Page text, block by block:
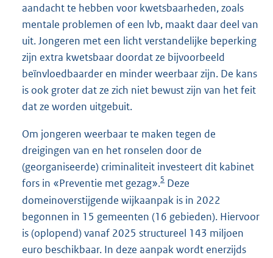
aandacht te hebben voor kwetsbaarheden, zoals
mentale problemen of een lvb, maakt daar deel van
uit. Jongeren met een licht verstandelijke beperking
zijn extra kwetsbaar doordat ze bijvoorbeeld
beïnvloedbaarder en minder weerbaar zijn. De kans
is ook groter dat ze zich niet bewust zijn van het feit
dat ze worden uitgebuit.
Om jongeren weerbaar te maken tegen de
dreigingen van en het ronselen door de
(georganiseerde) criminaliteit investeert dit kabinet
fors in «Preventie met gezag».5 Deze
domeinoverstijgende wijkaanpak is in 2022
begonnen in 15 gemeenten (16 gebieden). Hiervoor
is (oplopend) vanaf 2025 structureel 143 miljoen
euro beschikbaar. In deze aanpak wordt enerzijds